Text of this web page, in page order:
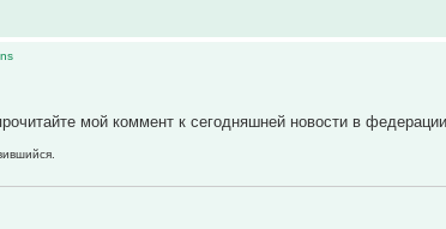
мой коммент к сегодняшней новости в